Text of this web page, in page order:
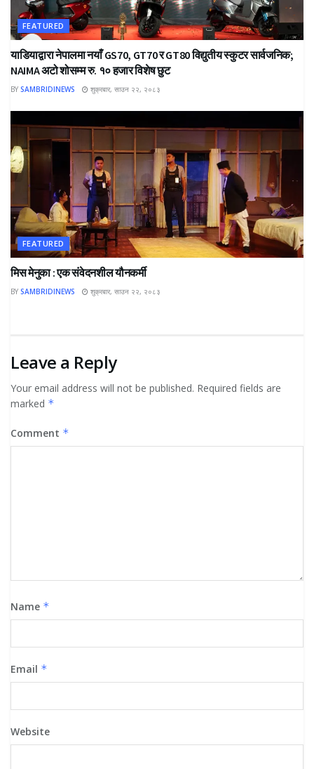
FEATURED
याडियाद्वारा नेपालमा नयाँ GS70, GT70 र GT80 विद्युतीय स्कुटर सार्वजनिक;
NAIMA अटो शोसम्म रु. १० हजार विशेष छुट
BY SAMBRIDINEWS शुक्रबार, साउन २२, २०८३
FEATURED
मिस मेनुका : एक संवेदनशील यौनकर्मी
BY SAMBRIDINEWS शुक्रबार, साउन २२, २०८३
Leave a Reply
Your email address will not be published. Required fields are
marked *
Comment *
Name *
Email *
Website